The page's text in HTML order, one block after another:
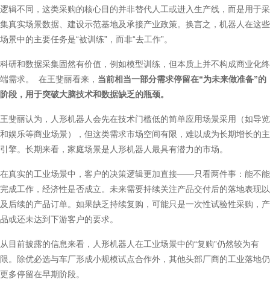
逻辑不同，这类采购的核心目的并非替代人工或进入生产线，而是用于采
集真实场景数据、建设示范基地及承接产业政策。换言之，机器人在这些
场景中的主要任务是“被训练”，而非“去工作”。
科研和数据采集固然有价值，例如模型训练，但本质上并不构成商业化终
端需求。 在王斐丽看来， 当前相当一部分需求停留在“为未来做准备”的
阶段，用于突破大脑技术和数据缺乏的瓶颈。
王斐丽认为，人形机器人会先在技术门槛低的简单应用场景采用（如导览
和娱乐等商业场景），但这类需求市场空间有限，难以成为长期增长的主
引擎。长期来看，家庭场景是人形机器人最具有潜力的市场。
在真实的工业场景中，客户的决策逻辑更加直接——只看两件事：能不能
完成工作，经济性是否成立。未来需要持续关注产品交付后的落地表现以
及后续的产品订单。如果缺乏持续复购，可能只是一次性试验性采购，产
品或还未达到下游客户的要求。
从目前披露的信息来看，人形机器人在工业场景中的“复购”仍然较为有
限。除优必选与车厂形成小规模试点合作外，其他头部厂商的工业落地仍
更多停留在早期阶段。